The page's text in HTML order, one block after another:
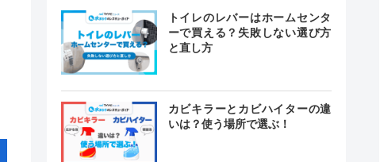
トイレのレバーはホームセンタ
ーで買える？失敗しない選び方
と直し方
カビキラーとカビハイターの違
いは？使う場所で選ぶ！